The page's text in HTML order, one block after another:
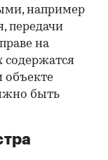
например
передачи
на
содержатся
объекте
быть